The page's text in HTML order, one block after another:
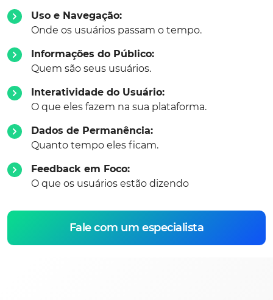
Uso e Navegação:
Onde os usuários passam o tempo.
Informações do Público:
Quem são seus usuários.
Interatividade do Usuário:
O que eles fazem na sua plataforma.
Dados de Permanência:
Quanto tempo eles ficam.
Feedback em Foco:
O que os usuários estão dizendo
Fale com um especialista